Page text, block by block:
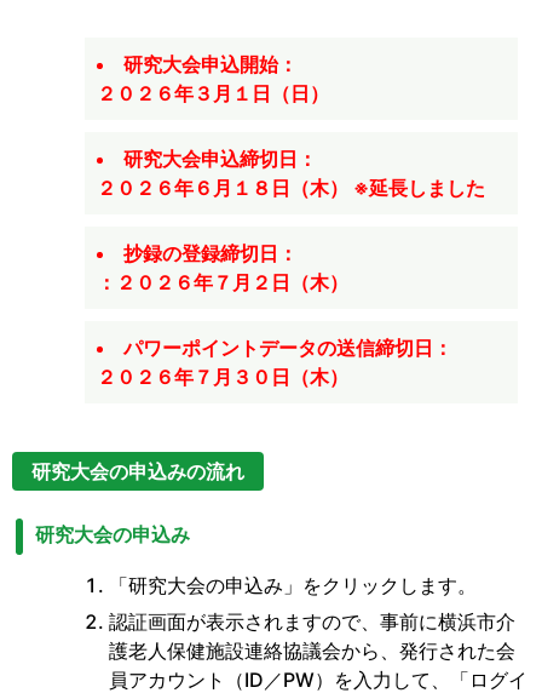
研究大会申込開始：
２０２６年３月１日（日）
研究大会申込締切日：
２０２６年６月１８日（木） ※延長しました
抄録の登録締切日：
：２０２６年７月２日（木）
パワーポイントデータの送信締切日：
２０２６年７月３０日（木）
研究大会の申込みの流れ
研究大会の申込み
「研究大会の申込み」をクリックします。
認証画面が表示されますので、事前に横浜市介
護老人保健施設連絡協議会から、発行された会
員アカウント（ID／PW）を入力して、「ログイ